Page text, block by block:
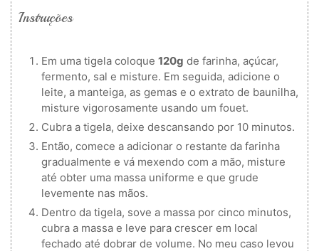
Instruções
Em uma tigela coloque120g de farinha, açúcar,
fermento, sal e misture. Em seguida, adicione o
leite, a manteiga, as gemas e o extrato de baunilha,
misture vigorosamente usando um fouet.
Cubra a tigela, deixe descansando por 10 minutos.
Então, comece a adicionar o restante da farinha
gradualmente e vá mexendo com a mão, misture
até obter uma massa uniforme e que grude
levemente nas mãos.
Dentro da tigela, sove a massa por cinco minutos,
cubra a massa e leve para crescer em local
fechado até dobrar de volume. No meu caso levou